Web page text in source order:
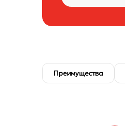
Преимущества